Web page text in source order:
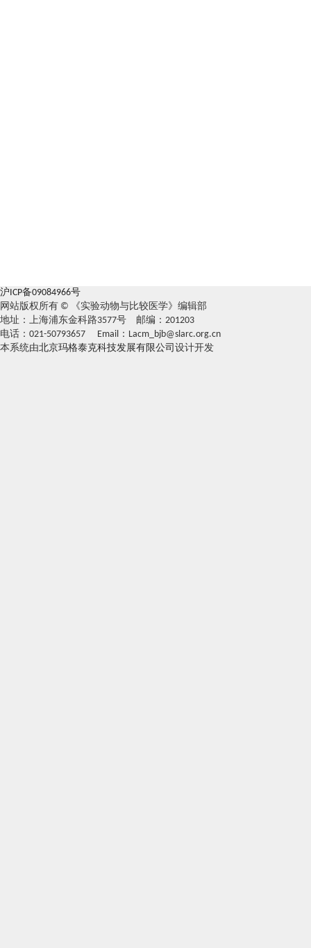
沪ICP备09084966号
网站版权所有 © 《实验动物与比较医学》编辑部
地址：上海浦东金科路3577号 邮编：201203
电话：021-50793657 Email：Lacm_bjb@slarc.org.cn
本系统由北京玛格泰克科技发展有限公司 设计开发